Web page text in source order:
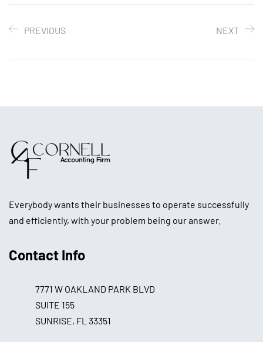
PREVIOUS NEXT
Everybody wants their businesses to operate successfully
and efficiently, with your problem being our answer.
Contact Info
7771 W OAKLAND PARK BLVD
SUITE 155
SUNRISE, FL 33351